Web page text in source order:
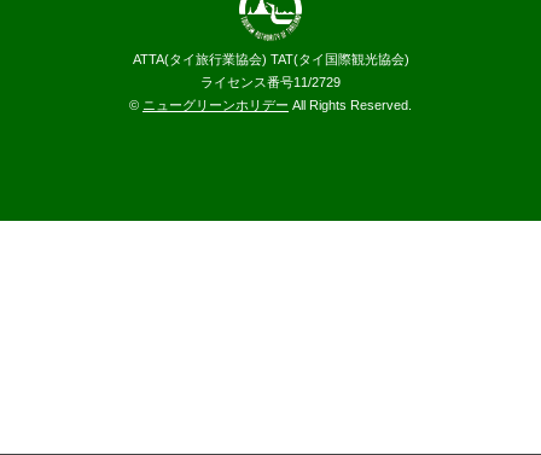
ATTA(タイ旅行業協会) TAT(タイ国際観光協会)
ライセンス番号11/2729
© ニューグリーンホリデー All Rights Reserved.